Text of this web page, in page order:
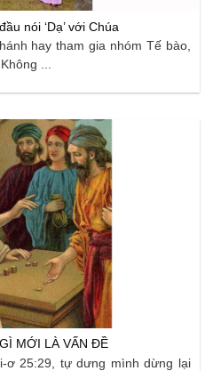
nói ‘Dạ’ với Chúa
hay tham gia nhóm Tế bào,
...
MỚI LÀ VẤN ĐỀ
ơ 25:29, tự dưng mình dừng lại